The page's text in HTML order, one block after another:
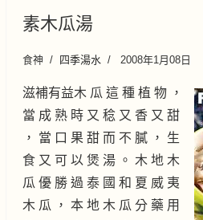
素木瓜湯
食神 四季湯水 2008年1月08日
滋補有益木 瓜 這 種 植 物 ，
當 成 熟 時 又 稔 又 香 又 甜
， 當 口 果 甜 而 不 膩 ， 生
食 又 可 以 煲 湯 。 木 地 木
瓜 優 勝 過 泰 國 和 夏 威 夷
木 瓜 ， 本 地 木 瓜 分 藥 用